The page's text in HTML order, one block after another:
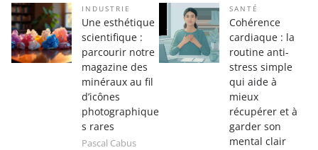
INDUSTRIE
Une esthétique
scientifique :
parcourir notre
magazine des
minéraux au fil
d’icônes
photographique
s rares
Pascal Cabus
SANTÉ
Cohérence
cardiaque : la
routine anti-
stress simple
qui aide à
mieux
récupérer et à
garder son
mental clair